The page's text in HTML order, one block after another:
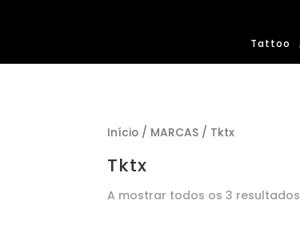
Tattoo
Início / MARCAS / Tktx
Tktx
A mostrar todos os 3 resultados